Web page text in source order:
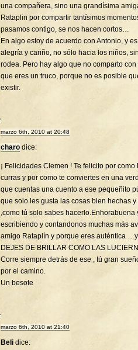
una compañera, sino una grandísima
Rataplin por compartir tantísimos
pasamos contigo, se nos hacen cortos…
En algo estoy de acuerdo con Antonio, y
alegría y cariño, no sólo hacia los niños,
rodea. Pero hay algo que no comparto
que eres un truco, porque no es posible
existir.
marzo 6th, 2010 at 20:48
charo dice:
¡ Felicidades Clemen ! Te felicito por
curras y por como te conviertes en una
que cuentas una cuento a ese pequeñito
que solo les gusta las cosas bien hechas
,como tú solo sabes
escribiendo y contandonos muchas más
amigo Rataplín y porque eres auténtica
DEJES DE BRILLAR COMO LAS
Corre siempre detrás de ese , tú gran
por el camino.
Un besote
marzo 6th, 2010 at 21:40
Beli dice: